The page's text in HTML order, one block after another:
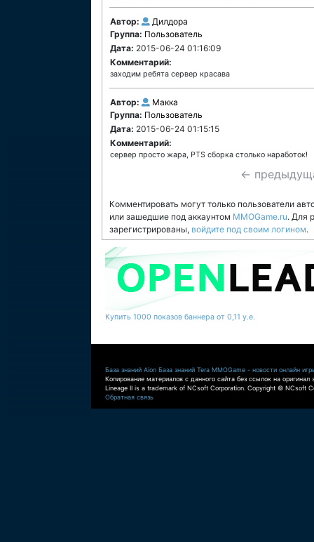
Автор:
Дилдора
Группа: Пользователь
Дата: 2015-06-24 01:16:09
Комментарий:
заходим ребята сервер красава
Автор:
Макка
Группа: Пользователь
Дата: 2015-06-24 01:15:15
Комментарий:
сервер просто жара, PTS сборка столько наработок!
←
Комментировать могут только пользователи
или зашедшие под аккаунтом MMOGame.ru. Для
зарегистрированы, войдите под своим логином.
Купить 1000 показов баннера от 0,11 у.е.
База знаний Aion База знаний Tera MMOGame - новости онлайн
Копирование материалов с данного сайта без ссылок на оригинал
Lineage II is a trademark of NCsoft Corporation. Copyright © NCsoft
Обратная связь